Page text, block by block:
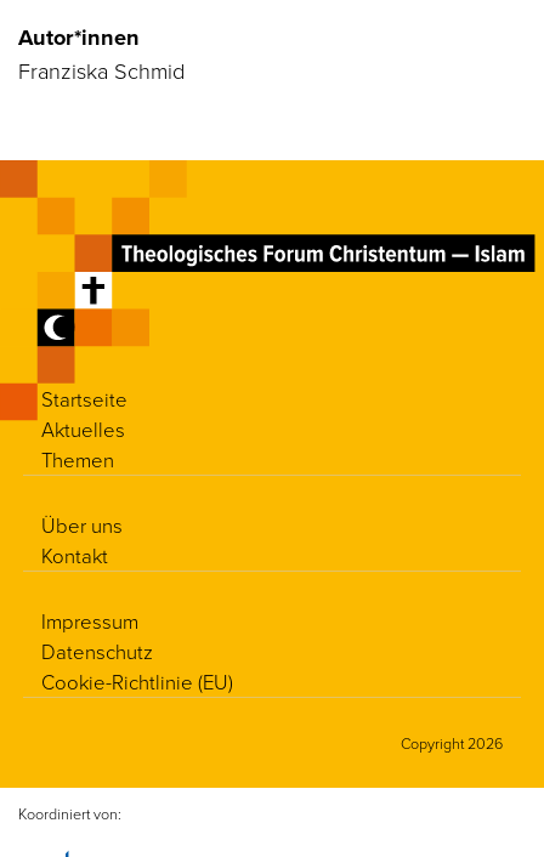
Autor*innen
Franziska Schmid
Startseite
Aktuelles
Themen
Über uns
Kontakt
Impressum
Datenschutz
Cookie-Richtlinie (EU)
Copyright 2026
Koordiniert von: